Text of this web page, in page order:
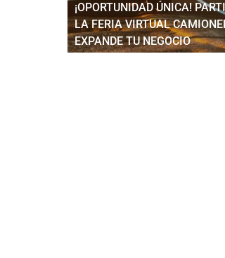
¡OPORTUNIDAD ÚNICA!
LA FERIA VIRTUAL
EXPANDE TU NEGOCIO
PM por Canal CityTV - Test Drive -